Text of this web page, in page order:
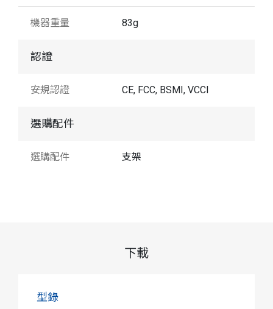
機器重量 83g
認證
安規認證 CE, FCC, BSMI, VCCI
選購配件
選購配件 支架
下載
型錄